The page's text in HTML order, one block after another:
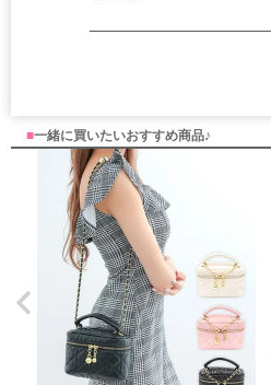
■一緒に買いたいおすすめ商品♪